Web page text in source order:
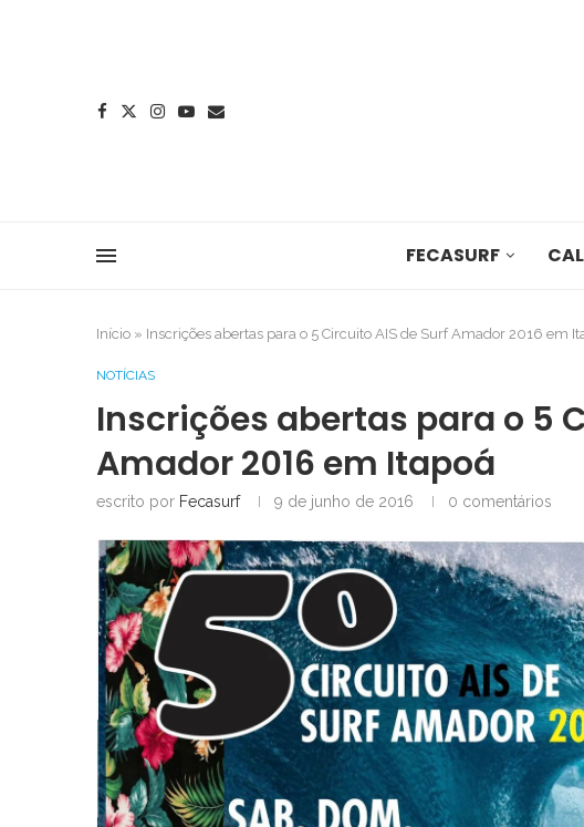
FECASURF
Início » Inscrições abertas para o 5 Circuito AIS de Surf Amador 2016 em
NOTÍCIAS
Inscrições abertas para o 5
Amador 2016 em Itapoá
escrito por Fecasurf 9 de junho de 2016 0 comentários